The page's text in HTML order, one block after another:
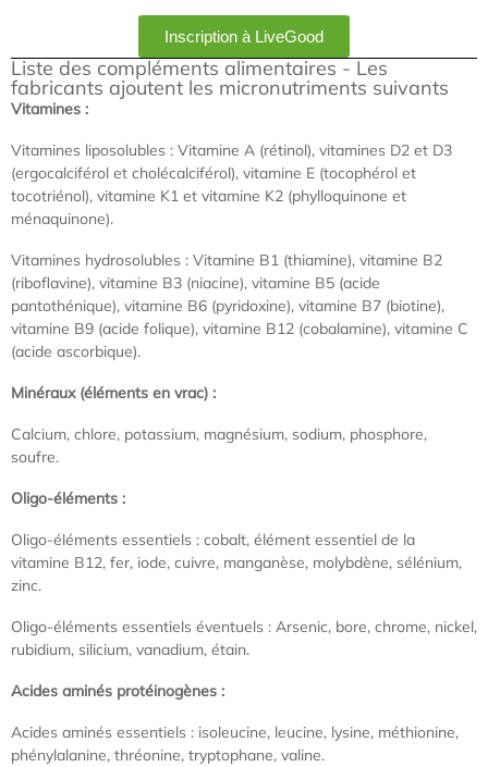
Inscription à LiveGood
Liste des compléments alimentaires - Les
fabricants ajoutent les micronutriments suivants
Vitamines :
Vitamines liposolubles : Vitamine A (rétinol), vitamines D2 et D3
(ergocalciférol et cholécalciférol), vitamine E (tocophérol et
tocotriénol), vitamine K1 et vitamine K2 (phylloquinone et
ménaquinone).
Vitamines hydrosolubles : Vitamine B1 (thiamine), vitamine B2
(riboflavine), vitamine B3 (niacine), vitamine B5 (acide
pantothénique), vitamine B6 (pyridoxine), vitamine B7 (biotine),
vitamine B9 (acide folique), vitamine B12 (cobalamine), vitamine C
(acide ascorbique).
Minéraux (éléments en vrac) :
Calcium, chlore, potassium, magnésium, sodium, phosphore,
soufre.
Oligo-éléments :
Oligo-éléments essentiels : cobalt, élément essentiel de la
vitamine B12, fer, iode, cuivre, manganèse, molybdène, sélénium,
zinc.
Oligo-éléments essentiels éventuels : Arsenic, bore, chrome, nickel,
rubidium, silicium, vanadium, étain.
Acides aminés protéinogènes :
Acides aminés essentiels : isoleucine, leucine, lysine, méthionine,
phénylalanine, thréonine, tryptophane, valine.